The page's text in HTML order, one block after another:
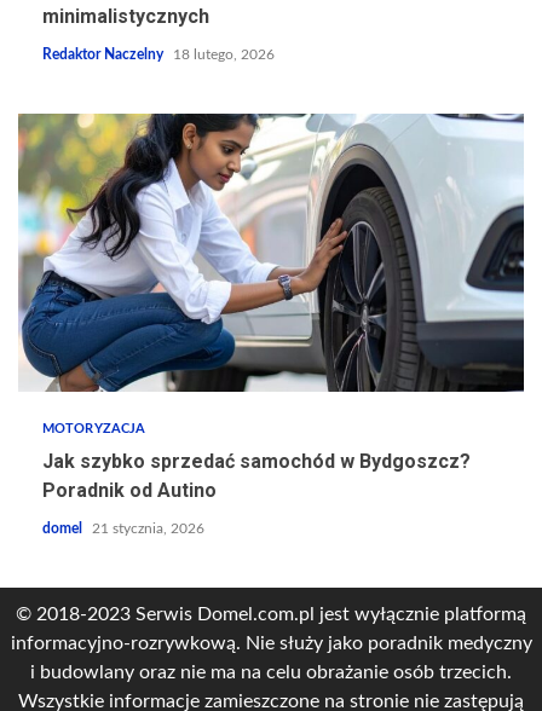
minimalistycznych
Redaktor Naczelny 18 lutego, 2026
MOTORYZACJA
Jak szybko sprzedać samochód w Bydgoszcz?
Poradnik od Autino
domel 21 stycznia, 2026
© 2018-2023 Serwis Domel.com.pl jest wyłącznie platformą
informacyjno-rozrywkową. Nie służy jako poradnik medyczny
i budowlany oraz nie ma na celu obrażanie osób trzecich.
Wszystkie informacje zamieszczone na stronie nie zastępują